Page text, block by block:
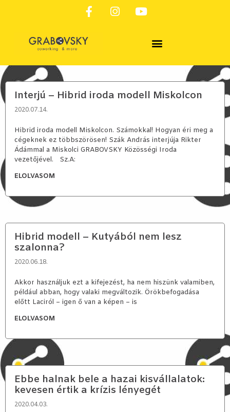
Interjú – Hibrid iroda modell Miskolcon
2020.07.14.
Hibrid iroda modell Miskolcon. Számokkal! Hogyan éri meg a
cégeknek ez többszörösen! Szák András interjúja Rikter
Ádámmal a Miskolci GRABOVSKY Közösségi Iroda
vezetőjével. Sz.A:
ELOLVASOM
Hibrid modell – Kutyából nem lesz
szalonna?
2020.06.18.
Akkor használjuk ezt a kifejezést, ha nem hiszünk valamiben,
például abban, hogy valaki megváltozik. Örökbefogadása
előtt Laciról – igen ő van a képen – is
ELOLVASOM
Ebbe halnak bele a hazai kisvállalatok:
kevesen értik a krízis lényegét
2020.04.03.